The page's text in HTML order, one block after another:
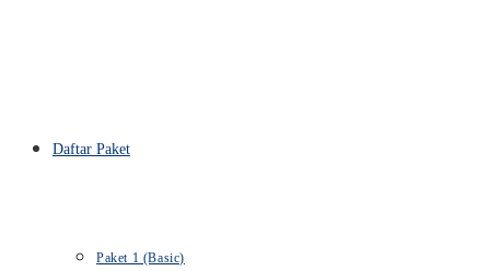
Daftar Paket
Paket 1 (Basic)